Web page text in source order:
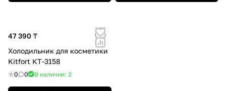
47 390 ₸
Холодильник для косметики
Kitfort КТ-3158
0 0 В наличии: 2